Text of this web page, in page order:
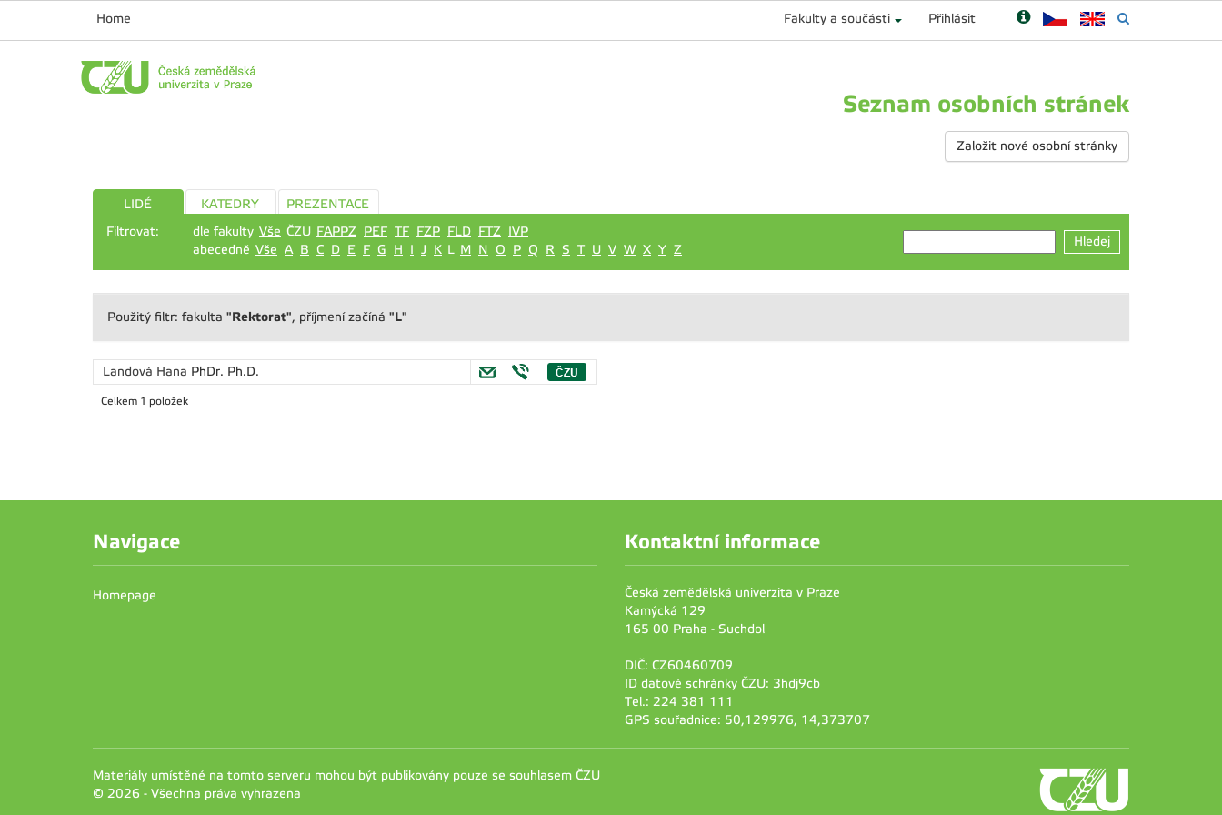
Home Fakulty a součásti Přihlásit
Seznam osobních stránek
Založit nové osobní stránky
LIDÉ KATEDRY
PREZENTACE
Filtrovat:
dle fakulty Vše ČZU FAPPZ PEF TF FZP FLD FTZ IVP
abecedně Vše A B C D E F G H I J K L M N O P Q R S T U V W X Y Z
Hledej
Použitý filtr: fakulta "Rektorat", příjmení začíná "L"
Landová Hana PhDr. Ph.D.
Celkem 1 položek
Navigace
Homepage
Kontaktní informace
Česká zemědělská univerzita v Praze
Kamýcká 129
165 00 Praha - Suchdol
DIČ: CZ60460709
ID datové schránky ČZU: 3hdj9cb
Tel.: 224 381 111
GPS souřadnice: 50,129976, 14,373707
Materiály umístěné na tomto serveru mohou být publikovány pouze se souhlasem ČZU
© 2026 - Všechna práva vyhrazena